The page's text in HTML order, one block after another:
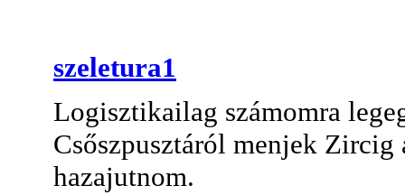
szeletura1
Logisztikailag számomra
Csőszpusztáról menjek Zircig
hazajutnom.